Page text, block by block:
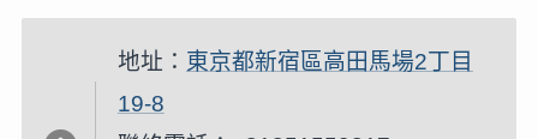
地址： 東京都新宿區高田馬場2丁目
19-8